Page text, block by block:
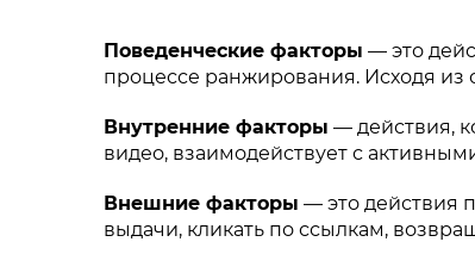
Поведенческие факторы — это
процессе ранжирования. Исходя
Внутренние факторы — действия,
видео, взаимодействует с
Внешние факторы — это действия
выдачи, кликать по ссылкам,